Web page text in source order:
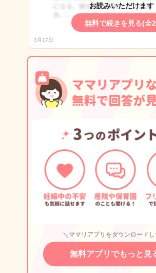
お読みいただけます
無料で続きを見る(全
3月17日
＼ママリアプリをダウンロードし
無料アプリでもっと見